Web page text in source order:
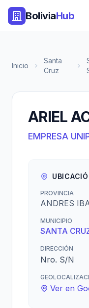
BoliviaHub
Inicio
Santa
Cruz
ARIEL
EMPRESA
PROVINCIA
ANDRES
MUNICIPIO
SANTA
DIRECCIÓN
Nro. S/N
Ver en